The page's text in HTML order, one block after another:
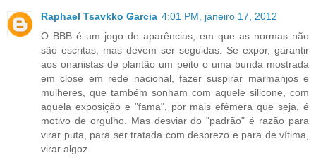
Raphael Tsavkko Garcia 4:01 PM, janeiro 17, 2012
O BBB é um jogo de aparências, em que as normas não
são escritas, mas devem ser seguidas. Se expor, garantir
aos onanistas de plantão um peito o uma bunda mostrada
em close em rede nacional, fazer suspirar marmanjos e
mulheres, que também sonham com aquele silicone, com
aquela exposição e "fama", por mais efêmera que seja, é
motivo de orgulho. Mas desviar do "padrão" é razão para
virar puta, para ser tratada com desprezo e para de vítima,
virar algoz.